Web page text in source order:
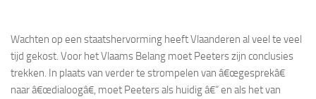
Wachten op een staatshervorming heeft Vlaanderen al veel te veel
tijd gekost. Voor het Vlaams Belang moet Peeters zijn conclusies
trekken. In plaats van verder te strompelen van â€œgesprekâ€
naar â€œdialoogâ€, moet Peeters als huidig â€“ en als het van